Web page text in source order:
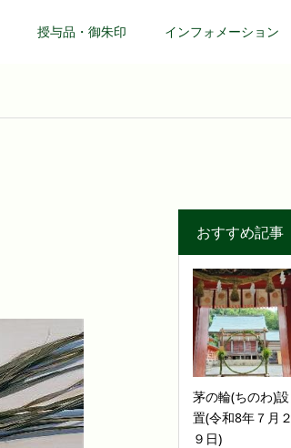
授与品・御朱印 インフォメーション
おすすめ記事
茅の輪(ちのわ)設
置(令和8年７月２
９日)